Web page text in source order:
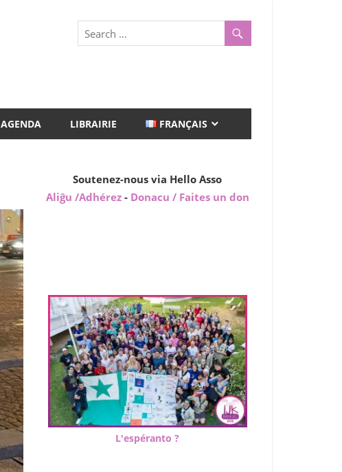
AGENDA LIBRAIRIE FRANÇAIS
Soutenez-nous via Hello Asso
Aliĝu /Adhérez - Donacu / Faites un don
L'espéranto ?